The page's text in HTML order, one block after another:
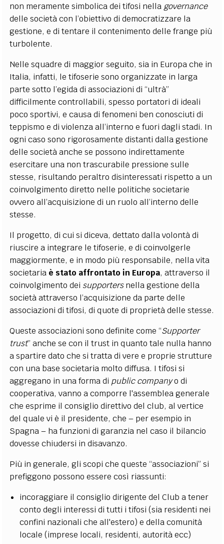
non meramente simbolica dei tifosi nella governance
delle società con l’obiettivo di democratizzare la
gestione, e di tentare il contenimento delle frange più
turbolente.
Nelle squadre di maggior seguito, sia in Europa che in
Italia, infatti, le tifoserie sono organizzate in larga
parte sotto l’egida di associazioni di “ultrà”
difficilmente controllabili, spesso portatori di ideali
poco sportivi, e causa di fenomeni ben conosciuti di
teppismo e di violenza all’interno e fuori dagli stadi. In
ogni caso sono rigorosamente distanti dalla gestione
delle società anche se possono indirettamente
esercitare una non trascurabile pressione sulle
stesse, risultando peraltro disinteressati rispetto a un
coinvolgimento diretto nelle politiche societarie
ovvero all’acquisizione di un ruolo all’interno delle
stesse.
Il progetto, di cui si diceva, dettato dalla volontà di
riuscire a integrare le tifoserie, e di coinvolgerle
maggiormente, e in modo più responsabile, nella vita
societaria è stato affrontato in Europa, attraverso il
coinvolgimento dei supportersnella gestione della
società attraverso l’acquisizione da parte delle
associazioni di tifosi, di quote di proprietà delle stesse.
Queste associazioni sono definite come “Supporter
trust” anche se con il trust in quanto tale nulla hanno
a spartire dato che si tratta di vere e proprie strutture
con una base societaria molto diffusa. I tifosi si
aggregano in una forma di public companyo di
cooperativa, vanno a comporre l'assemblea generale
che esprime il consiglio direttivo del club, al vertice
del quale vi è il presidente, che – per esempio in
Spagna – ha funzioni di garanzia nel caso il bilancio
dovesse chiudersi in disavanzo.
Più in generale, gli scopi che queste “associazioni” si
prefiggono possono essere così riassunti:
incoraggiare il consiglio dirigente del Club a tener
conto degli interessi di tutti i tifosi (sia residenti nei
confini nazionali che all'estero) e della comunità
locale (imprese locali, residenti, autorità ecc)